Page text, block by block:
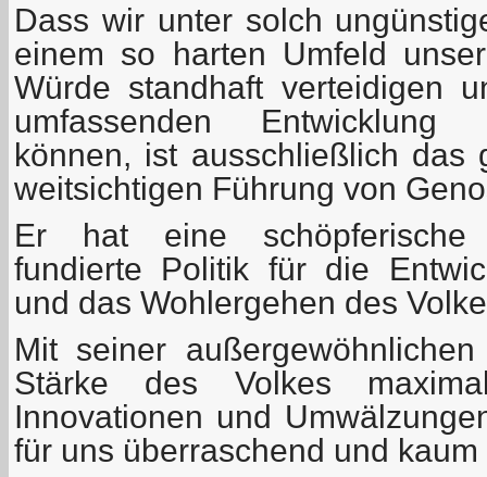
Dass wir unter solch
einem so harten Umfeld
Würde standhaft verteidigen
umfassenden Entwicklung
können, ist ausschließlich das
weitsichtigen Führung von
Er hat eine schöpferische
fundierte Politik für die
und das Wohlergehen des
Mit seiner
Stärke des Volkes
Innovationen und
für uns überraschend und